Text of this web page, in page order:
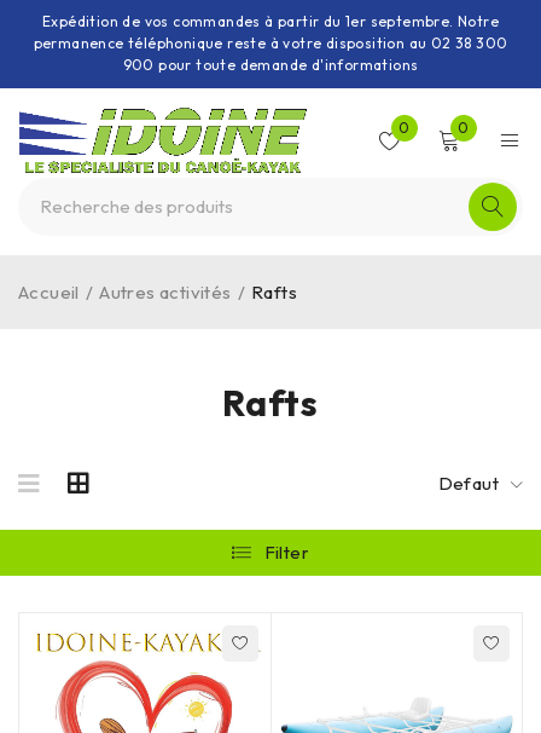
Expédition de vos commandes à partir du 1er septembre. Notre
permanence téléphonique reste à votre disposition au 02 38 300
900 pour toute demande d'informations
0 0
Rafts
Accueil / Autres activités / Rafts
Defaut
Filter